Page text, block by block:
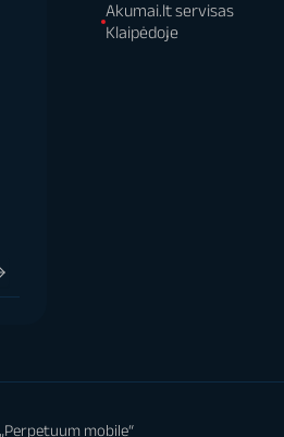
Akumai.lt servisas
Klaipėdoje
mobile“